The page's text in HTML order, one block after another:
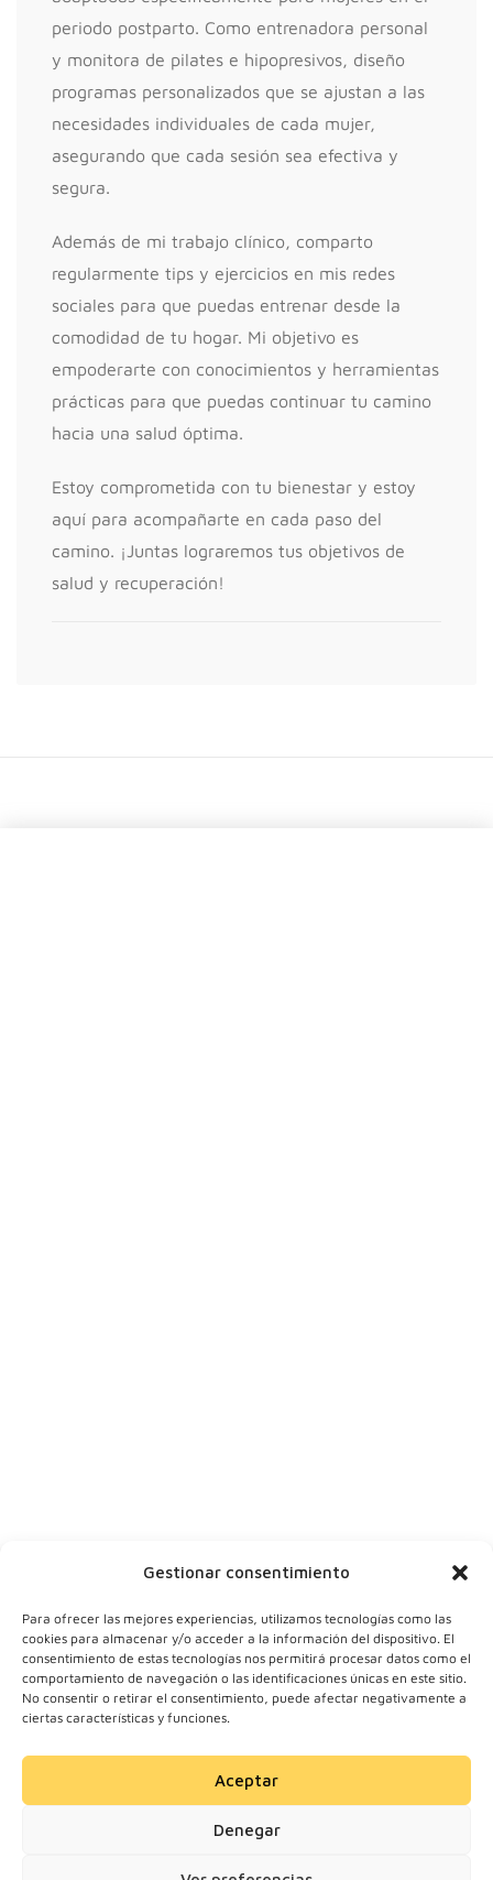
Gestionar consentimiento
Para ofrecer las mejores experiencias, utilizamos tecnologías como las
cookies para almacenar y/o acceder a la información del dispositivo. El
consentimiento de estas tecnologías nos permitirá procesar datos como el
comportamiento de navegación o las identificaciones únicas en este sitio.
No consentir o retirar el consentimiento, puede afectar negativamente a
ciertas características y funciones.
Aceptar
Denegar
periodo postparto. Como entrenadora personal
y monitora de pilates e hipopresivos, diseño
programas personalizados que se ajustan a las
necesidades individuales de cada mujer,
asegurando que cada sesión sea efectiva y
segura.
Además de mi trabajo clínico, comparto
regularmente tips y ejercicios en mis redes
sociales para que puedas entrenar desde la
comodidad de tu hogar. Mi objetivo es
empoderarte con conocimientos y herramientas
prácticas para que puedas continuar tu camino
hacia una salud óptima.
Estoy comprometida con tu bienestar y estoy
aquí para acompañarte en cada paso del
camino. ¡Juntas lograremos tus objetivos de
salud y recuperación!
© 2024 Motherick S.L.